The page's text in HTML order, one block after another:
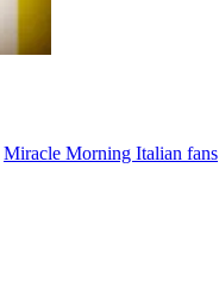
Miracle Morning Italian fans